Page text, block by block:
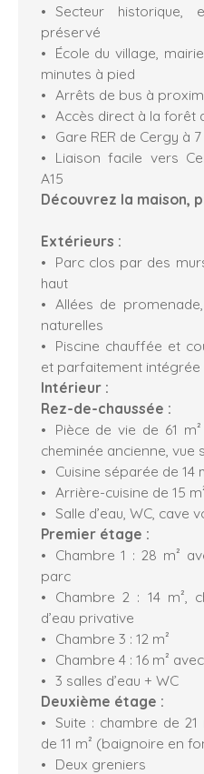
Secteur historique,
préservé
École du village,
minutes à pied
Arrêts de bus à
Accès direct à la forêt
Gare RER de Cergy à
Liaison facile vers
A15
Découvrez la maison,
Extérieurs :
Parc clos par des
haut
Allées de
naturelles
Piscine chauffée et
et parfaitement intégrée
Intérieur :
Rez-de-chaussée :
Pièce de vie de 61
cheminée ancienne, vue
Cuisine séparée de 14
Arrière-cuisine de 15
Salle d’eau, WC, cave
Premier étage :
Chambre 1 : 28 m²
parc
Chambre 2 : 14 m²,
d’eau privative
Chambre 3 : 12 m²
Chambre 4 : 16 m²
3 salles d’eau + WC
Deuxième étage :
Suite : chambre de
de 11 m² (baignoire en
Deux greniers